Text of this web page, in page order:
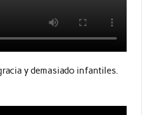
y demasiado infantiles.